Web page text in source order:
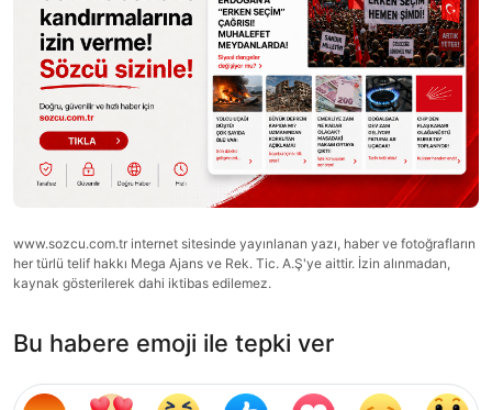
www.sozcu.com.tr internet sitesinde yayınlanan yazı, haber ve fotoğrafların
her türlü telif hakkı Mega Ajans ve Rek. Tic. A.Ş'ye aittir. İzin alınmadan,
kaynak gösterilerek dahi iktibas edilemez.
Bu habere emoji ile tepki ver